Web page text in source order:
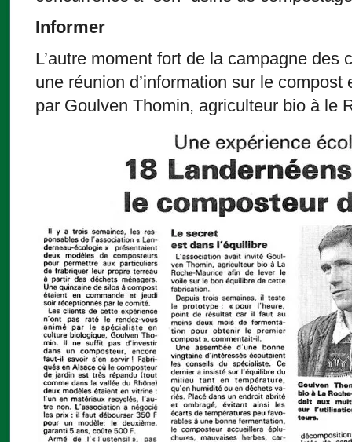
Informer
L’autre moment fort de la campagne des
une réunion d’information sur le
par Goulven Thomin, agriculteur bio à le